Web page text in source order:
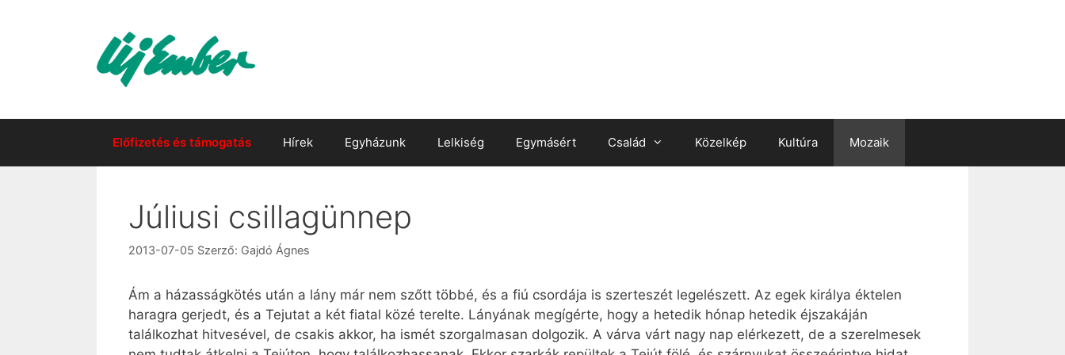
Előfizetés és támogatás Hírek Egyházunk Lelkiség Egymásért Család Közelkép Kultúra Mozaik
Júliusi csillagünnep
2013-07-05 Szerző: Gajdó Ágnes
Ám a házasságkötés után a lány már nem szőtt többé, és a fiú csordája is szerteszét legelészett. Az egek királya éktelen
haragra gerjedt, és a Tejutat a két fiatal közé terelte. Lányának megígérte, hogy a hetedik hónap hetedik éjszakáján
találkozhat hitvesével, de csakis akkor, ha ismét szorgalmasan dolgozik. A várva várt nagy nap elérkezett, de a szerelmesek